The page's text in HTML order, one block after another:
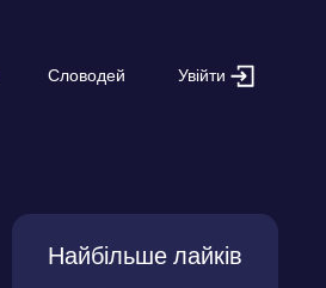
Словодей Увійти
Найбільше лайків